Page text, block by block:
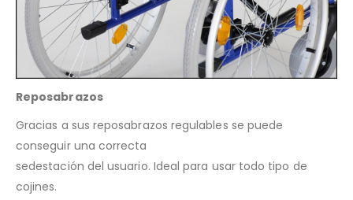
Reposabrazos
Gracias a sus reposabrazos regulables se puede
conseguir una correcta
sedestación del usuario. Ideal para usar todo tipo de
cojines.